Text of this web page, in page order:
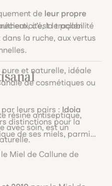
c’est le pollen
la ruche, aux vertus
pure et naturelle, idéale
de cosmétiques ou
résine antiseptique,
avec soin, est un
de leur propre
la traçabilité
par leurs pairs :Idoia
distinctions pour la
de ses miels, parmi
Miel de Callune de